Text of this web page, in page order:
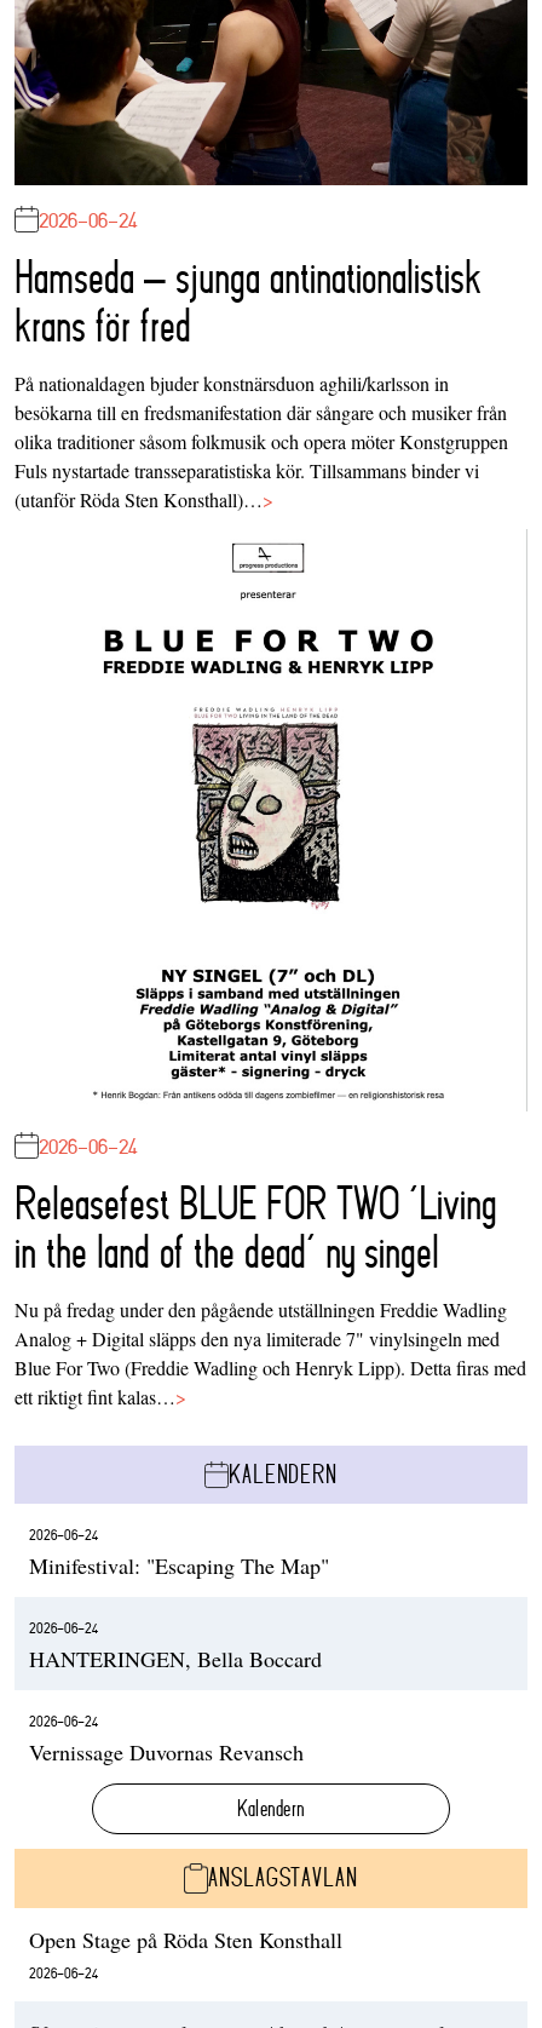
2026-06-24
Hamseda – sjunga antinationalistisk
krans för fred
På nationaldagen bjuder konstnärsduon aghili/karlsson in
besökarna till en fredsmanifestation där sångare och musiker från
olika traditioner såsom folkmusik och opera möter Konstgruppen
Fuls nystartade transseparatistiska kör. Tillsammans binder vi
(utanför Röda Sten Konsthall)…>
2026-06-24
Releasefest BLUE FOR TWO ‘Living
in the land of the dead’ ny singel
Nu på fredag under den pågående utställningen Freddie Wadling
Analog + Digital släpps den nya limiterade 7" vinylsingeln med
Blue For Two (Freddie Wadling och Henryk Lipp). Detta firas med
ett riktigt fint kalas…>
KALENDERN
2026-06-24
Minifestival: "Escaping The Map"
2026-06-24
HANTERINGEN, Bella Boccard
2026-06-24
Vernissage Duvornas Revansch
Kalendern
ANSLAGSTAVLAN
Open Stage på Röda Sten Konsthall
2026-06-24